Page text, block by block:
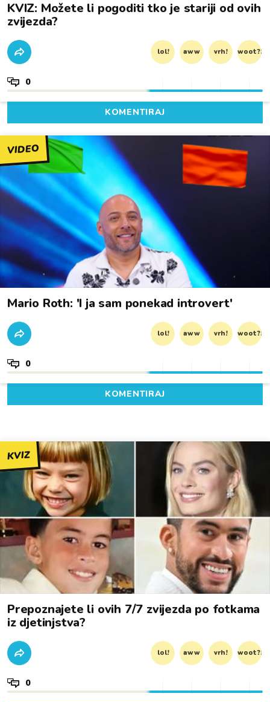
KVIZ: Možete li pogoditi tko je stariji od ovih
zvijezda?
lol! aww vrh! woot?!
0
KOMENTIRAJ
VIDEO
Mario Roth: 'I ja sam ponekad introvert'
lol! aww vrh! woot?!
0
KOMENTIRAJ
KVIZ
Prepoznajete li ovih 7/7 zvijezda po fotkama
iz djetinjstva?
lol! aww vrh! woot?!
0